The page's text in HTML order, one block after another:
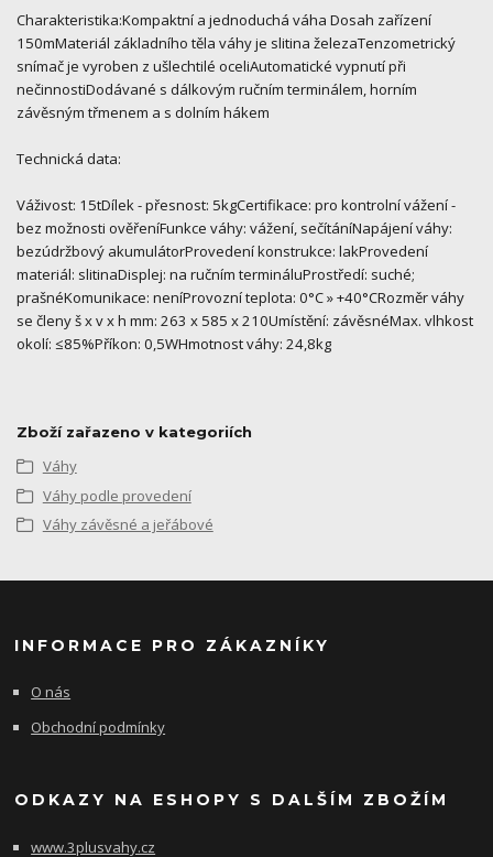
Charakteristika:Kompaktní a jednoduchá váha Dosah zařízení
150mMateriál základního těla váhy je slitina železaTenzometrický
snímač je vyroben z ušlechtilé oceliAutomatické vypnutí při
nečinnostiDodávané s dálkovým ručním terminálem, horním
závěsným třmenem a s dolním hákem
Technická data:
Váživost: 15tDílek - přesnost: 5kgCertifikace: pro kontrolní vážení -
bez možnosti ověřeníFunkce váhy: vážení, sečítáníNapájení váhy:
bezúdržbový akumulátorProvedení konstrukce: lakProvedení
materiál: slitinaDisplej: na ručním termináluProstředí: suché;
prašnéKomunikace: neníProvozní teplota: 0°C » +40°CRozměr váhy
se členy š x v x h mm: 263 x 585 x 210Umístění: závěsnéMax. vlhkost
okolí: ≤85%Příkon: 0,5WHmotnost váhy: 24,8kg
Zboží zařazeno v kategoriích
Váhy
Váhy podle provedení
Váhy závěsné a jeřábové
INFORMACE PRO ZÁKAZNÍKY
O nás
Obchodní podmínky
ODKAZY NA ESHOPY S DALŠÍM ZBOŽÍM
www.3plusvahy.cz